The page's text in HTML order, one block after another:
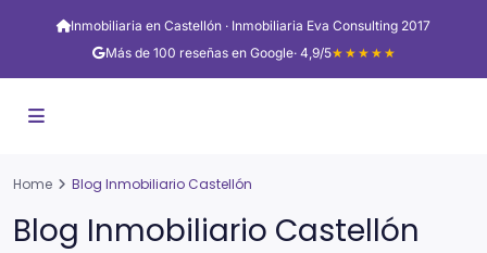
Inmobiliaria en Castellón · Inmobiliaria Eva Consulting 2017
Más de 100 reseñas en Google· 4,9/5★★★★★
Home Blog Inmobiliario Castellón
Blog Inmobiliario Castellón